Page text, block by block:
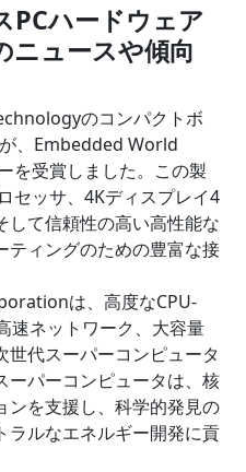
PCハードウェア
ニュースや傾向
のコンパクトボ
、Embedded World
を受賞しました。この製
セッサ、4Kディスプレイ4
して信頼性の高い高性能な
ティングのための豊富な接
は、高度なCPU-
速ネットワーク、大容量
世代スーパーコンピュータ
ーパーコンピュータは、核
ンを支援し、科学的発見の
ラルなエネルギー開発に貢